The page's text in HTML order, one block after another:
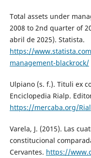
Total assets under
2008 to 2nd quarter of
abril de 2025). Statista.
https://
management-blackrock/
Ulpiano (s. f.). Tituli ex
Enciclopedia Rialp.
https://mercaba.org/
Varela, J. (2015). Las
constitucional
Cervantes. https://